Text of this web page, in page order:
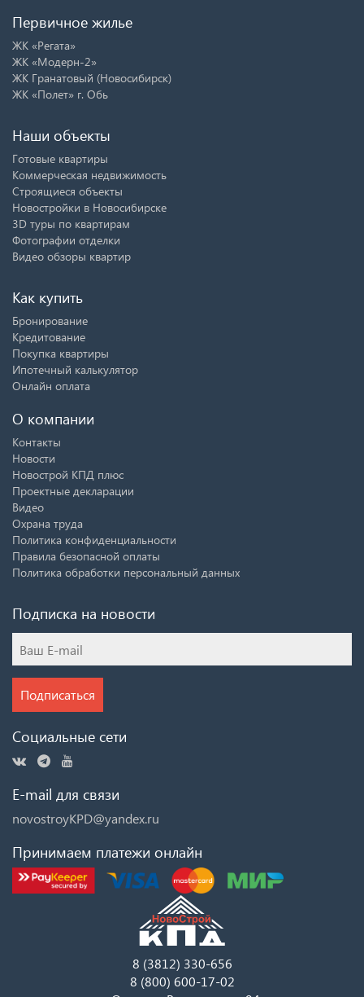
Первичное жилье
ЖК «Регата»
ЖК «Модерн-2»
ЖК Гранатовый (Новосибирск)
ЖК «Полет» г. Обь
Наши объекты
Готовые квартиры
Коммерческая недвижимость
Строящиеся объекты
Новостройки в Новосибирске
3D туры по квартирам
Фотографии отделки
Видео обзоры квартир
Как купить
Бронирование
Кредитование
Покупка квартиры
Ипотечный калькулятор
Онлайн оплата
О компании
Контакты
Новости
Новострой КПД плюс
Проектные декларации
Видео
Охрана труда
Политика конфиденциальности
Правила безопасной оплаты
Политика обработки персональный данных
Подписка на новости
Подписаться
Социальные сети
E-mail для связи
novostroyKPD@yandex.ru
Принимаем платежи онлайн
8 (3812) 330-656
8 (800) 600-17-02